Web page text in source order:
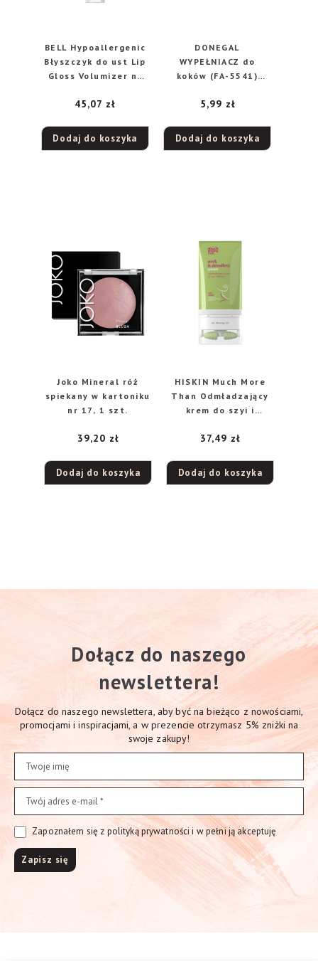
BELL Hypoallergenic
Błyszczyk do ust Lip
Gloss Volumizer nr
45,07 zł
Dodaj do koszyka
DONEGAL
WYPEŁNIACZ do
koków (FA-5541)
5,99 zł
Dodaj do koszyka
Joko Mineral róż
spiekany w kartoniku
nr 17, 1 szt.
39,20 zł
Dodaj do koszyka
HISKIN Much More
Than Odmładzający
krem do szyi i
37,49 zł
Dodaj do koszyka
Dołącz do naszego
newslettera!
Dołącz do naszego newslettera, aby być na bieżąco z nowościami,
promocjami i inspiracjami, a w prezencie otrzymasz 5% zniżki na
swoje zakupy!
Zapoznałem się z polityką prywatności i w pełni ją akceptuję